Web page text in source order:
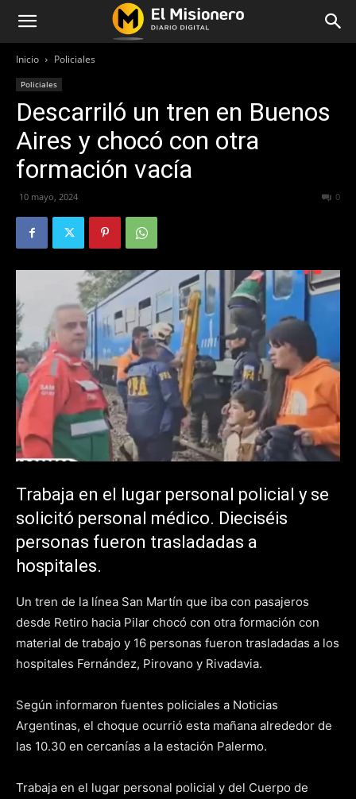
Inicio Policiales
Policiales
Descarriló un tren en Buenos
Aires y chocó con otra
formación vacía
10 mayo, 2024 0
Trabaja en el lugar personal policial y se
solicitó personal médico. Dieciséis
personas fueron trasladadas a
hospitales.
Un tren de la línea San Martín que iba con pasajeros
desde Retiro hacia Pilar chocó con otra formación con
material de trabajo y 16 personas fueron trasladadas a los
hospitales Fernández, Pirovano y Rivadavia.
Según informaron fuentes policiales a Noticias
Argentinas, el choque ocurrió esta mañana alrededor de
las 10.30 en cercanías a la estación Palermo.
Trabaja en el lugar personal policial y del Cuerpo de